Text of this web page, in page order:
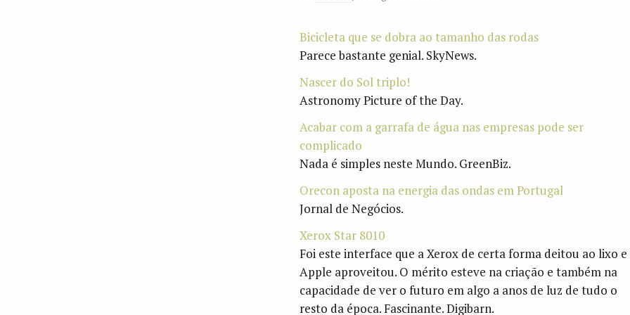
Bicicleta que se dobra ao tamanho das rodas
Parece bastante genial. SkyNews.
Nascer do Sol triplo!
Astronomy Picture of the Day.
Acabar com a garrafa de água nas empresas pode ser
complicado
Nada é simples neste Mundo. GreenBiz.
Orecon aposta na energia das ondas em Portugal
Jornal de Negócios.
Xerox Star 8010
Foi este interface que a Xerox de certa forma deitou ao lixo e
Apple aproveitou. O mérito esteve na criação e também na
capacidade de ver o futuro em algo a anos de luz de tudo o
resto da época. Fascinante. Digibarn.